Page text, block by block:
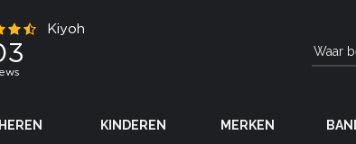
HEREN KINDEREN MERKEN